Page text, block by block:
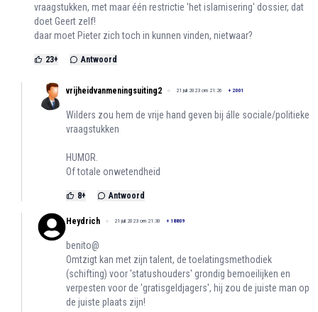
vraagstukken, met maar één restrictie 'het islamisering' dossier, dat
doet Geert zelf!
daar moet Pieter zich toch in kunnen vinden, nietwaar?
23+ Antwoord
vrijheidvanmeningsuiting2 21 juli 2023 om 21:26 + 2001
Wilders zou hem de vrije hand geven bij álle sociale/politieke
vraagstukken
HUMOR.
Of totale onwetendheid
8+ Antwoord
Heydrich 21 juli 2023 om 21:30 + 18809
benito@
Omtzigt kan met zijn talent, de toelatingsmethodiek
(schifting) voor 'statushouders' grondig bemoeilijken en
verpesten voor de 'gratisgeldjagers', hij zou de juiste man op
de juiste plaats zijn!